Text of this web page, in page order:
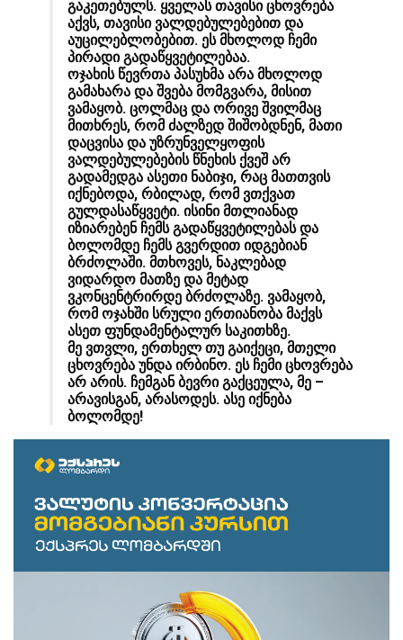
გაკეთებულს. ყველას თავისი ცხოვრება
აქვს, თავისი ვალდებულებებით და
აუცილებლობებით. ეს მხოლოდ ჩემი
პირადი გადაწყვეტილებაა.
ოჯახის წევრთა პასუხმა არა მხოლოდ
გამახარა და შვება მომგვარა, მისით
ვამაყობ. ცოლმაც და ორივე შვილმაც
მითხრეს, რომ ძალზედ შიშობდნენ, მათი
დაცვისა და უზრუნველყოფის
ვალდებულებების წნეხის ქვეშ არ
გადამედგა ასეთი ნაბიჯი, რაც მათთვის
იქნებოდა, რბილად, რომ ვთქვათ
გულდასაწყვეტი. ისინი მთლიანად
იზიარებენ ჩემს გადაწყვეტილებას და
ბოლომდე ჩემს გვერდით იდგებიან
ბრძოლაში. მთხოვეს, ნაკლებად
ვიდარდო მათზე და მეტად
ვკონცენტრირდე ბრძოლაზე. ვამაყობ,
რომ ოჯახში სრული ერთიანობა მაქვს
ასეთ ფუნდამენტალურ საკითხზე.
მე ვთვლი, ერთხელ თუ გაიქეცი, მთელი
ცხოვრება უნდა ირბინო. ეს ჩემი ცხოვრება
არ არის. ჩემგან ბევრი გაქცეულა, მე –
არავისგან, არასოდეს. ასე იქნება
ბოლომდე!